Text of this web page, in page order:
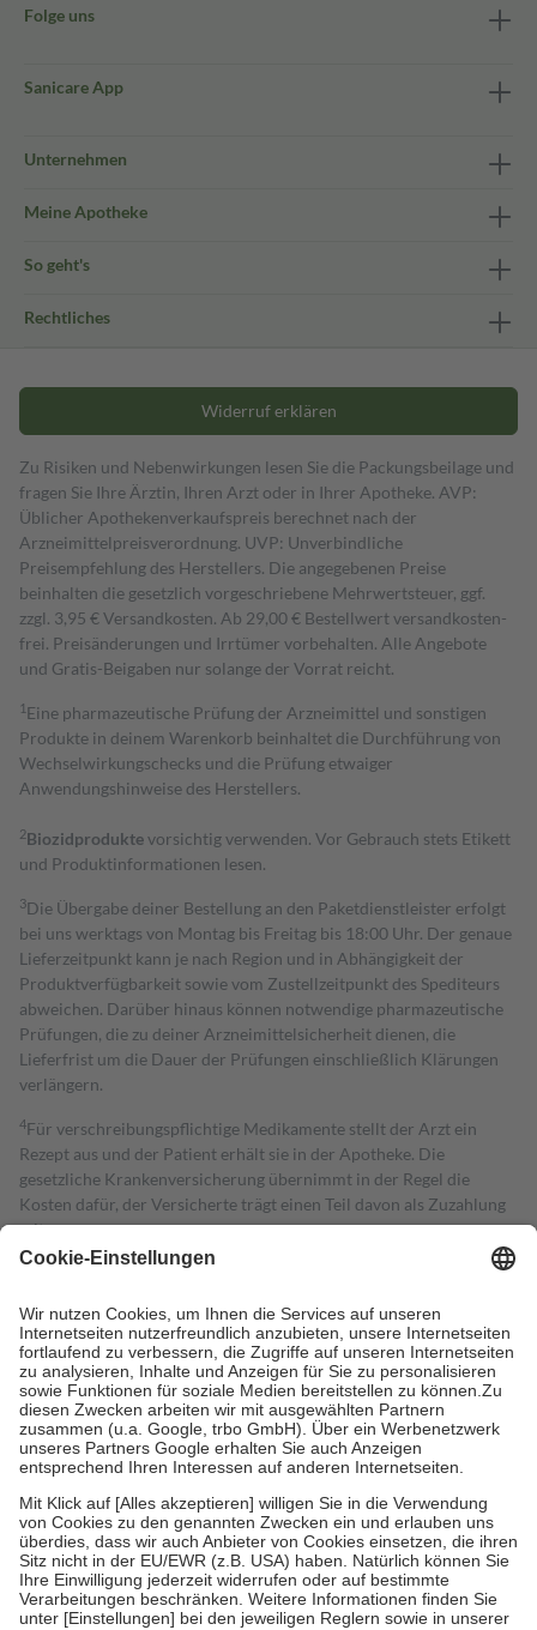
Folge uns
Sanicare App
Unternehmen
Meine Apotheke
So geht's
Rechtliches
Widerruf erklären
Zu Risiken und Nebenwirkungen lesen Sie die Packungsbeilage und
fragen Sie Ihre Ärztin, Ihren Arzt oder in Ihrer Apotheke. AVP:
Üblicher Apothekenverkaufspreis berechnet nach der
Arzneimittelpreisverordnung. UVP: Unverbindliche
Preisempfehlung des Herstellers. Die angegebenen Preise
beinhalten die gesetzlich vorgeschriebene Mehrwertsteuer, ggf.
zzgl. 3,95 € Versandkosten. Ab 29,00 € Bestell­wert versand­kosten­
frei. Preisänderungen und Irrtümer vorbehalten. Alle Angebote
und Gratis-Beigaben nur solange der Vorrat reicht.
1 Eine pharmazeutische Prüfung der Arzneimittel und sonstigen
Produkte in deinem Warenkorb beinhaltet die Durchführung von
Wechselwirkungschecks und die Prüfung etwaiger
Anwendungshinweise des Herstellers.
2Biozidproduktevorsichtig verwenden. Vor Gebrauch stets Etikett
und Produktinformationen lesen.
3Die Übergabe deiner Bestellung an den Paketdienstleister erfolgt
bei uns werktags von Montag bis Freitag bis 18:00 Uhr. Der genaue
Lieferzeitpunkt kann je nach Region und in Abhängigkeit der
Produktverfügbarkeit sowie vom Zustellzeitpunkt des Spediteurs
abweichen. Darüber hinaus können notwendige pharmazeutische
Prüfungen, die zu deiner Arzneimittelsicherheit dienen, die
Lieferfrist um die Dauer der Prüfungen einschließlich Klärungen
verlängern.
4Für verschreibungspflichtige Medikamente stellt der Arzt ein
Rezept aus und der Patient erhält sie in der Apotheke. Die
gesetzliche Krankenversicherung übernimmt in der Regel die
Kosten dafür, der Versicherte trägt einen Teil davon als Zuzahlung
mit.
Grundsätzlich leisten Mitglieder Zuzahlungen in Höhe von zehn
höchstens zehn Euro.
Es sind jedoch nie mehr als die tatsächlichen
Kosten der Leistung zu entrichten.
Diese Regeln gelten grundsätzlich auch für Online-Apotheken.
Bei Heilmitteln und häuslicher Krankenpflege beträgt die
Zuzahlung zehn Prozent der Kosten sowie zehn Euro je
Verordnung.
Um das Engagement der Versicherten für ihre eigene Gesundheit zu
stärken und die besondere Stellung der Familie zu unterstützen,
fallenkeine Zuzahlungenan bei:
• Kindern und Jugendlichen bis zum vollendeten 18. Lebensjahr
mit Ausnahme der Fahrkosten
• Untersuchungen zur Vorsorge und Früherkennung, die von der
GKV getragen werden